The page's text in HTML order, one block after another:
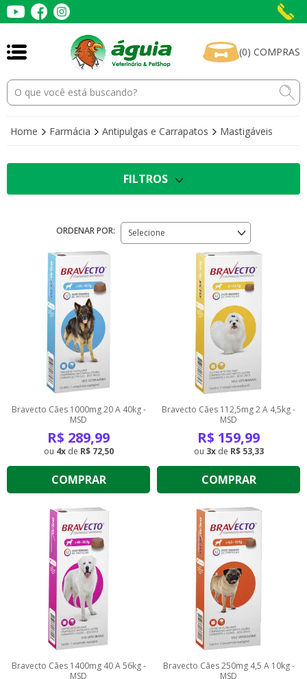
(0) COMPRAS
Home Farmácia Antipulgas e Carrapatos Mastigáveis
FILTROS
ORDENAR POR: Selecione
Bravecto Cães 1000mg 20 A 40kg -
MSD
R$ 289,99
4 de R$ 72,50
COMPRAR
Bravecto Cães 112,5mg 2 A 4,5kg -
MSD
R$ 159,99
3 de R$ 53,33
COMPRAR
Bravecto Cães 1400mg 40 A 56kg -
MSD
Bravecto Cães 250mg 4,5 A 10kg -
MSD